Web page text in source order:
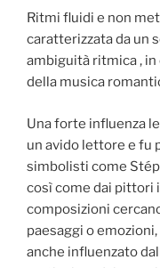
Ritmi fluidi e non
caratterizzata da un
ambiguità ritmica ,
della musica
Una forte influenza
un avido lettore e fu
simbolisti come
così come dai pittori
composizioni
paesaggi o
anche influenzato